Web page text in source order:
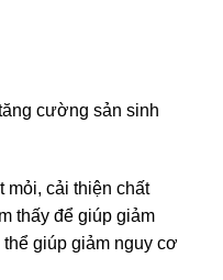
cường sản sinh
mỏi, cải thiện chất
thấy để giúp giảm
giúp giảm nguy cơ